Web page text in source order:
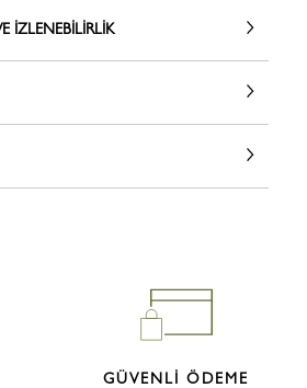
İZLENEBILIRLIK
GÜVENLİ ÖDEME